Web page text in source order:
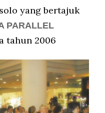
yang bertajuk
PARALLEL
tahun 2006